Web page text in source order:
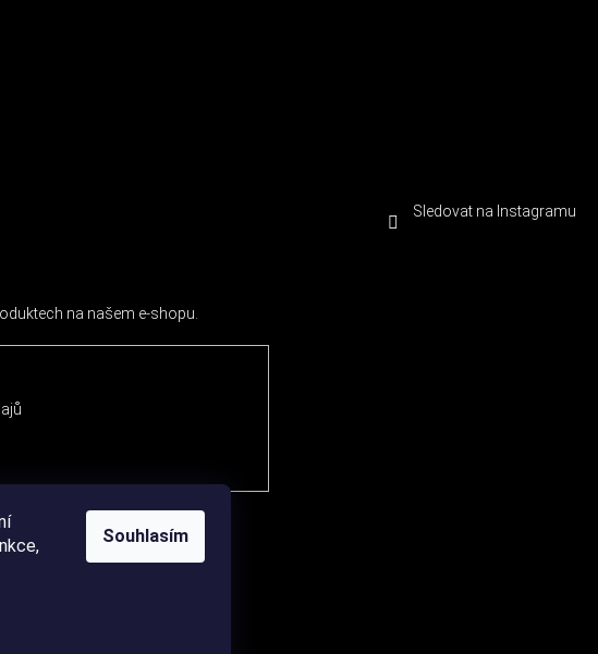
Souhlasím
Sledovat na Instagramu
na našem e-shopu.